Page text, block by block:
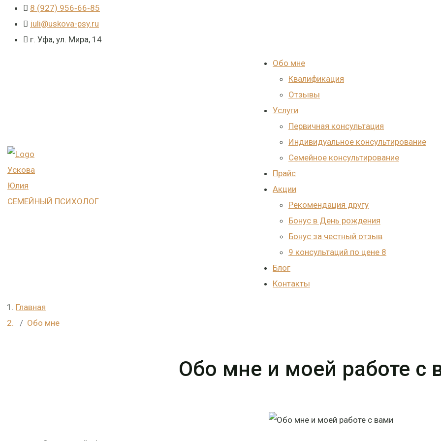
8 (927) 956‑66‑85
juli@uskova-psy.ru
г. Уфа, ул. Мира, 14
Ускова
Юлия
СЕМЕЙНЫЙ ПСИХОЛОГ
Обо мне
Квалификация
Отзывы
Услуги
Первичная консультация
Индивидуальное консультирование
Семейное консультирование
Прайс
Акции
Рекомендация другу
Бонус в День рождения
Бонус за честный отзыв
9 консультаций по цене 8
Блог
Контакты
Главная
Обо мне
Обо мне и моей работе с